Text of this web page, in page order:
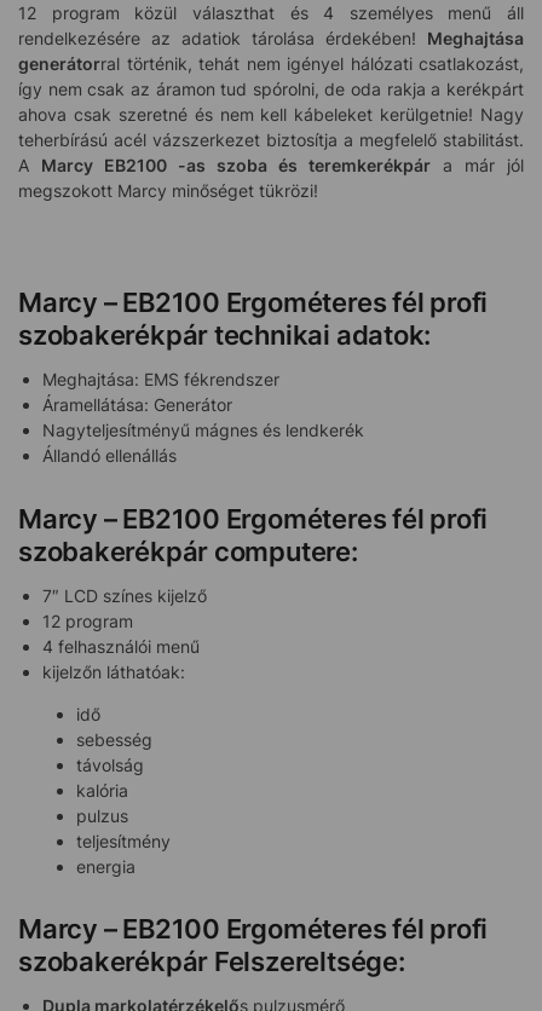
12 program közül választhat és 4 személyes menű áll
rendelkezésére az adatiok tárolása érdekében! Meghajtása
generátorral történik, tehát nem igényel hálózati csatlakozást,
így nem csak az áramon tud spórolni, de oda rakja a kerékpárt
ahova csak szeretné és nem kell kábeleket kerülgetnie! Nagy
teherbírású acél vázszerkezet biztosítja a megfelelő stabilitást.
A Marcy EB2100 -as szoba és teremkerékpár a már jól
megszokott Marcy minőséget tükrözi!
Marcy – EB2100 Ergométeres fél profi
szobakerékpár technikai adatok:
Meghajtása: EMS fékrendszer
Áramellátása: Generátor
Nagyteljesítményű mágnes és lendkerék
Állandó ellenállás
Marcy – EB2100 Ergométeres fél profi
szobakerékpár computere:
7″ LCD színes kijelző
12 program
4 felhasználói menű
kijelzőn láthatóak:
idő
sebesség
távolság
kalória
pulzus
teljesítmény
energia
Marcy – EB2100 Ergométeres fél profi
szobakerékpár Felszereltsége:
Dupla markolatérzékelős pulzusmérő